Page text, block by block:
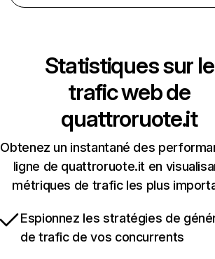
Statistiques sur le
trafic web de
quattroruote.it
Obtenez un instantané des
ligne de quattroruote.it en
métriques de trafic les plus
Espionnez les stratégies de
de trafic de vos concurrents